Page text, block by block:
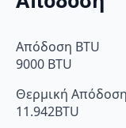
Απόδοση BTU
9000 BTU
Θερμική Απόδοση
11.942BTU